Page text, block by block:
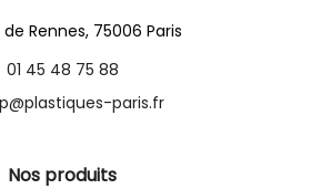
de Rennes, 75006 Paris
01 45 48 75 88
paris.fr
Nos produits